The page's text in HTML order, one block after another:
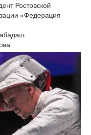
Ростовской
«Федерация